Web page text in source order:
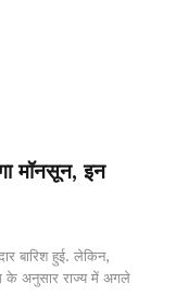
मॉनसून, इन
बारिश हुई. लेकिन,
के अनुसार राज्य में अगले